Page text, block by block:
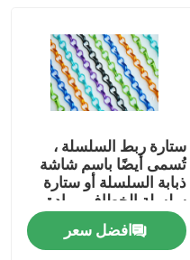
ستارة ربط السلسلة ،
تُسمى أيضًا باسم شاشة
ذبابة السلسلة أو ستارة
سلسلة الخطاف ، مادة
الألومنيوم المؤكسد
افضل سعر